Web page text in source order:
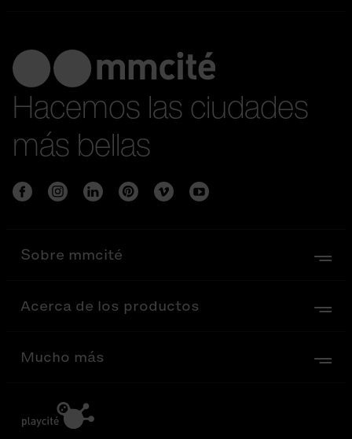
Hacemos las ciudades
más bellas
Sobre mmcité
Acerca de los productos
Mucho más